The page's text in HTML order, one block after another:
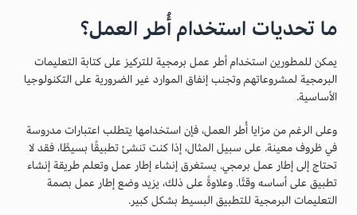
ما تحديات استخدام أُطر العمل؟
يمكن للمطورين استخدام أطر عمل برمجية للتركيز على كتابة التعليمات
البرمجية لمشروعاتهم وتجنب إنفاق الموارد غير الضرورية على التكنولوجيا
الأساسية.
وعلى الرغم من مزايا أُطر العمل، فإن استخدامها يتطلب اعتبارات مدروسة
في ظروف معينة. على سبيل المثال، إذا كنت تنشئ تطبيقًا بسيطًا، فقد لا
تحتاج إلى إطار عمل برمجي. يستغرق إنشاء إطار عمل وتعلم طريقة إنشاء
تطبيق على أساسه وقتًا. وعلاوةً على ذلك، يزيد وضع إطار عمل بصمة
التعليمات البرمجية للتطبيق البسيط بشكل كبير.